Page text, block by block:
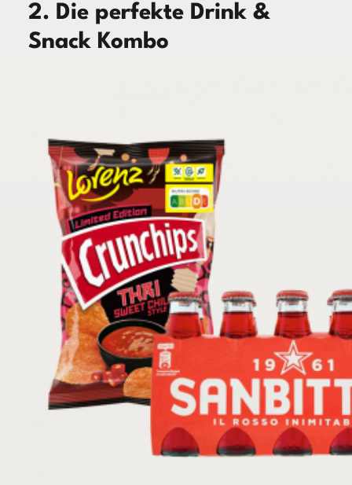
2. Die perfekte Drink &
Snack Kombo